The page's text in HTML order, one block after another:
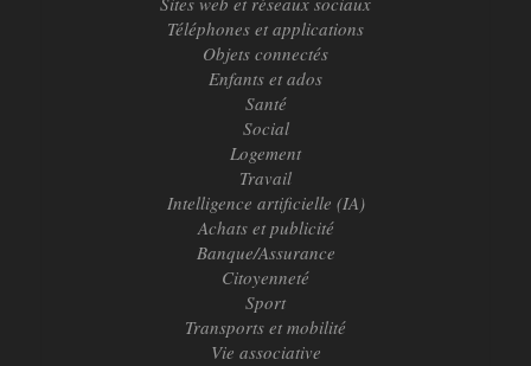
Téléphones et applications
Objets connectés
Enfants et ados
Santé
Social
Logement
Travail
Intelligence artificielle (IA)
Achats et publicité
Banque/Assurance
Citoyenneté
Sport
Transports et mobilité
Vie associative